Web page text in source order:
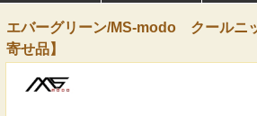
エバーグリーン/MS-modo クールニ
寄せ品】